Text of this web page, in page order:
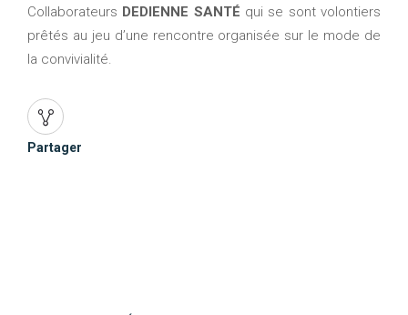
Collaborateurs DEDIENNE SANTÉ qui se sont volontiers
prêtés au jeu d’une rencontre organisée sur le mode de
la convivialité.
Partager